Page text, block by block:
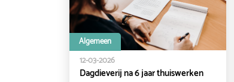
Algemeen
12-03-2026
Dagdieverij na 6 jaar thuiswerken